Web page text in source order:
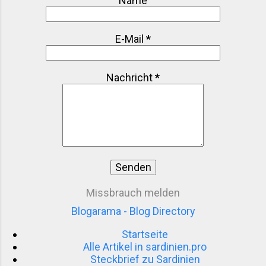
E-Mail *
Nachricht*
Missbrauch melden
Blogarama - Blog Directory
Startseite
Alle Artikel in sardinien.pro
Steckbrief zu Sardinien